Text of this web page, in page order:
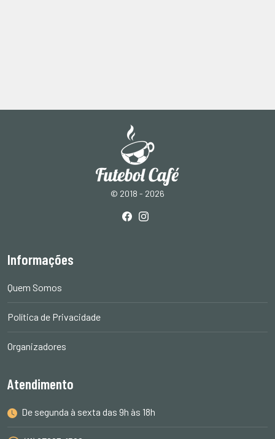
© 2018 - 2026
Informações
Quem Somos
Política de Privacidade
Organizadores
Atendimento
De segunda à sexta das 9h às 18h